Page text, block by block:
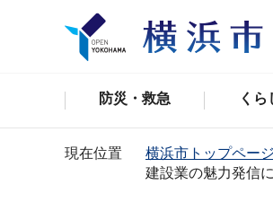
防災・救急 くら
現在位置 横浜市トップページ
建設業の魅力発信